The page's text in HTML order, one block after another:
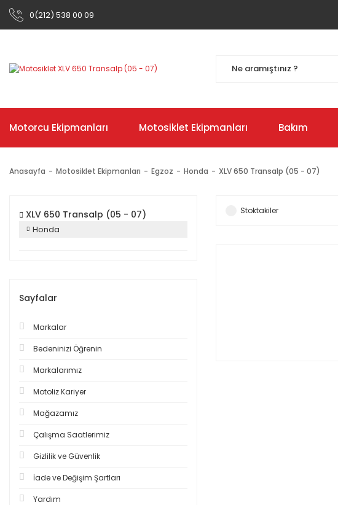
0(212) 538 00 09
Motorcu Ekipmanları Motosiklet Ekipmanları Bakım
Anasayfa Motosiklet Ekipmanları Egzoz Honda XLV 650 Transalp (05 - 07)
XLV 650 Transalp (05 - 07)
Honda
Sayfalar
Markalar
Bedeninizi Öğrenin
Markalarımız
Motoliz Kariyer
Mağazamız
Çalışma Saatlerimiz
Gizlilik ve Güvenlik
İade ve Değişim Şartları
Yardım
Stoktakiler